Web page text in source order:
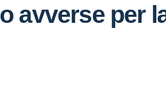
avverse per